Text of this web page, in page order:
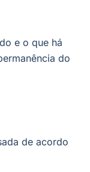
e o que há
do
de acordo